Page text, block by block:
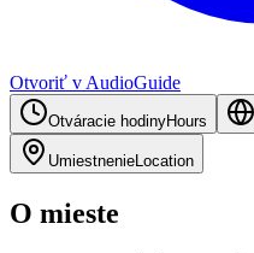
Otvoriť v AudioGuide
Otváracie hodinyHours
UmiestnenieLocation
O mieste